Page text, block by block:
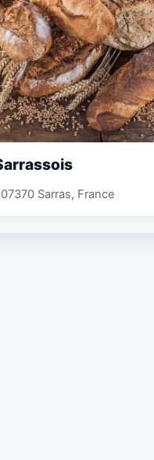
Sarras, France